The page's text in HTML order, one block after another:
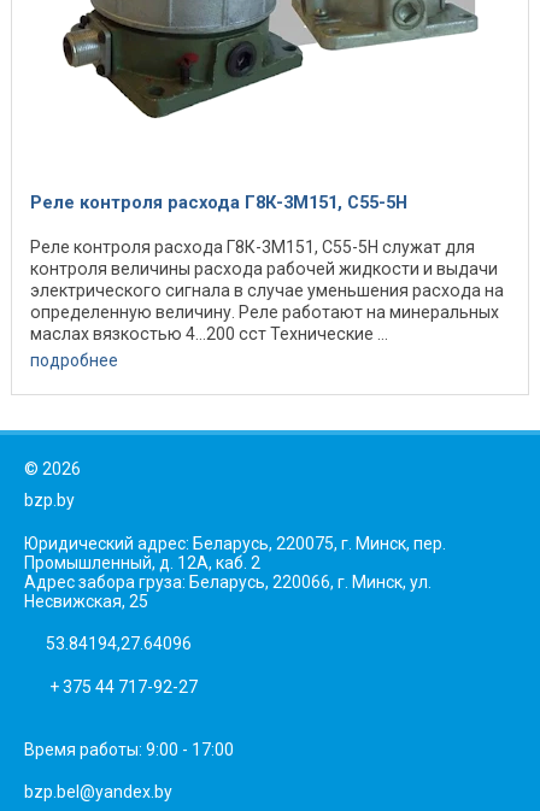
Реле контроля расхода Г8К-3М151, С55-5Н
Реле контроля расхода Г8К-3М151, С55-5Н служат для
контроля величины расхода рабочей жидкости и выдачи
электрического сигнала в случае уменьшения расхода на
определенную величину. Реле работают на минеральных
маслах вязкостью 4…200 сст Технические ...
подробнее
© 2026
bzp.by
Юридический адрес: Беларусь, 220075, г. Минск, пер.
Промышленный, д. 12А, каб. 2
Адрес забора груза: Беларусь, 220066, г. Минск, ул.
Несвижская, 25
53.84194,27.64096
+ 375 44 717-92-27
Время работы: 9:00 - 17:00
bzp.bel@yandex.by